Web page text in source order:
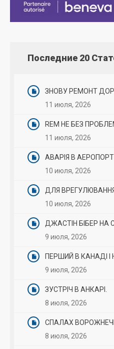
Последние 20
ЗНОВУ РЕМОНТ
11 июля, 2026
REM НЕ БЕЗ
11 июля, 2026
АВАРІЯ В
10 июля, 2026
ДЛЯ
10 июля, 2026
ДЖАСТІН БІБЕР НА
9 июля, 2026
ПЕРШИЙ В КАНАДІ
9 июля, 2026
ЗУСТРІЧ В АНКАРІ.
8 июля, 2026
СПАЛАХ
8 июля, 2026